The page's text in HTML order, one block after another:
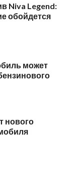
Niva Legend:
обойдется
может
нового